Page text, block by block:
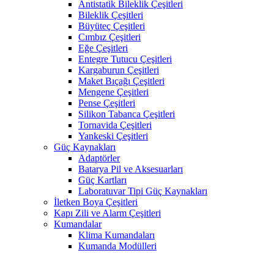
Antistatik Bileklik Çeşitleri
Bileklik Çeşitleri
Büyüteç Çeşitleri
Cımbız Çeşitleri
Eğe Çeşitleri
Entegre Tutucu Çeşitleri
Kargaburun Çeşitleri
Maket Bıçağı Çeşitleri
Mengene Çeşitleri
Pense Çeşitleri
Silikon Tabanca Çeşitleri
Tornavida Çeşitleri
Yankeski Çeşitleri
Güç Kaynakları
Adaptörler
Batarya Pil ve Aksesuarları
Güç Kartları
Laboratuvar Tipi Güç Kaynakları
İletken Boya Çeşitleri
Kapı Zili ve Alarm Çeşitleri
Kumandalar
Klima Kumandaları
Kumanda Modülleri